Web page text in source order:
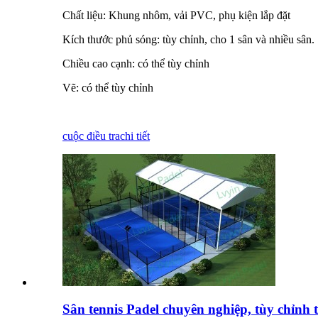
Chất liệu: Khung nhôm, vải PVC, phụ kiện lắp đặt
Kích thước phủ sóng: tùy chỉnh, cho 1 sân và nhiều sân.
Chiều cao cạnh: có thể tùy chỉnh
Vẽ: có thể tùy chỉnh
cuộc điều trachi tiết
Sân tennis Padel chuyên nghiệp, tùy